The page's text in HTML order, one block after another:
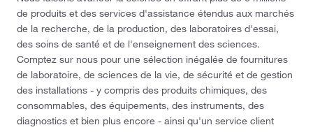
de produits et des services d'assistance étendus aux marchés
de la recherche, de la production, des laboratoires d'essai,
des soins de santé et de l'enseignement des sciences.
Comptez sur nous pour une sélection inégalée de fournitures
de laboratoire, de sciences de la vie, de sécurité et de gestion
des installations - y compris des produits chimiques, des
consommables, des équipements, des instruments, des
diagnostics et bien plus encore - ainsi qu'un service client